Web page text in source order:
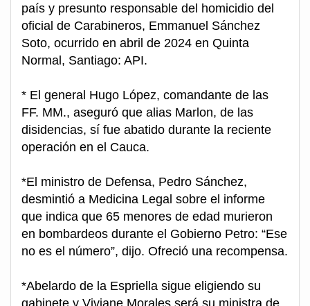
país y presunto responsable del homicidio del
oficial de Carabineros, Emmanuel Sánchez
Soto, ocurrido en abril de 2024 en Quinta
Normal, Santiago: API.
* El general Hugo López, comandante de las
FF. MM., aseguró que alias Marlon, de las
disidencias, sí fue abatido durante la reciente
operación en el Cauca.
*El ministro de Defensa, Pedro Sánchez,
desmintió a Medicina Legal sobre el informe
que indica que 65 menores de edad murieron
en bombardeos durante el Gobierno Petro: “Ese
no es el número”, dijo. Ofreció una recompensa.
*Abelardo de la Espriella sigue eligiendo su